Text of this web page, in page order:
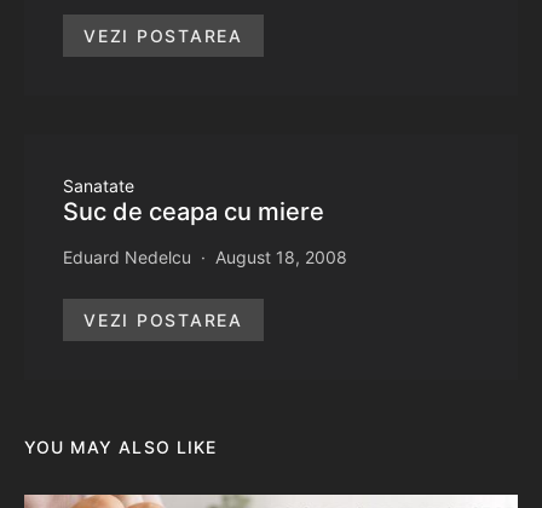
VEZI POSTAREA
Sanatate
Suc de ceapa cu miere
Eduard Nedelcu August 18, 2008
VEZI POSTAREA
YOU MAY ALSO LIKE